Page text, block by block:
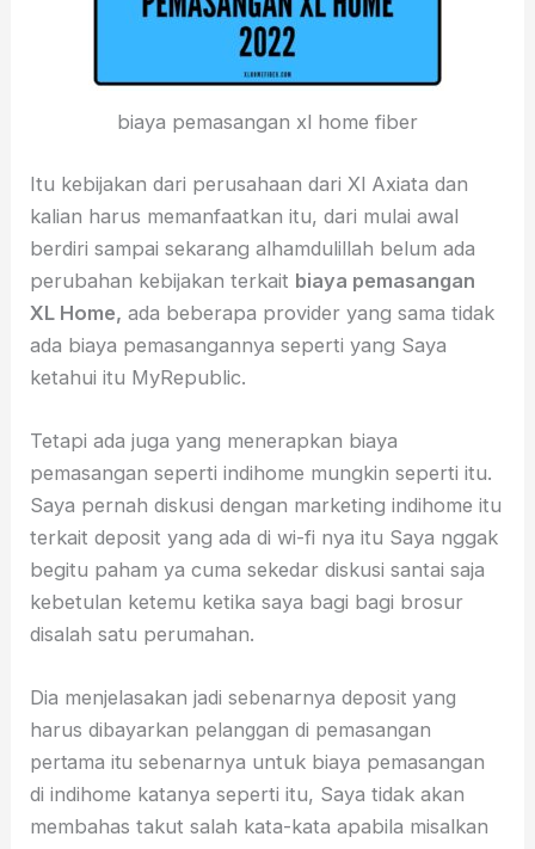
biaya pemasangan xl home fiber
Itu kebijakan dari perusahaan dari Xl Axiata dan
kalian harus memanfaatkan itu, dari mulai awal
berdiri sampai sekarang alhamdulillah belum ada
perubahan kebijakan terkait biaya pemasangan
XL Home, ada beberapa provider yang sama tidak
ada biaya pemasangannya seperti yang Saya
ketahui itu MyRepublic.
Tetapi ada juga yang menerapkan biaya
pemasangan seperti indihome mungkin seperti itu.
Saya pernah diskusi dengan marketing indihome itu
terkait deposit yang ada di wi-fi nya itu Saya nggak
begitu paham ya cuma sekedar diskusi santai saja
kebetulan ketemu ketika saya bagi bagi brosur
disalah satu perumahan.
Dia menjelasakan jadi sebenarnya deposit yang
harus dibayarkan pelanggan di pemasangan
pertama itu sebenarnya untuk biaya pemasangan
di indihome katanya seperti itu, Saya tidak akan
membahas takut salah kata-kata apabila misalkan